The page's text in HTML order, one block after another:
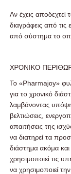
Αν έχεις
διαγράφεις από
από σύστημα το
ΧΡΟΝΙΚΟ
Το «Pharmajoy»
για το χρονικό
λαμβάνοντας
βελτιώσεις,
απαιτήσεις της
να διατηρεί τα
διάστημα ακόμα
χρησιμοποιεί τις
να χρησιμοποιεί